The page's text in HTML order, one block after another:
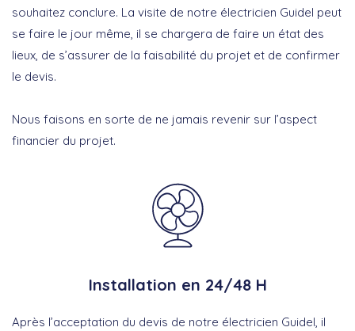
souhaitez conclure. La visite de notre électricien Guidel peut
se faire le jour même, il se chargera de faire un état des
lieux, de s’assurer de la faisabilité du projet et de confirmer
le devis.
Nous faisons en sorte de ne jamais revenir sur l’aspect
financier du projet.
Installation en 24/48 H
Après l’acceptation du devis de notre électricien Guidel, il